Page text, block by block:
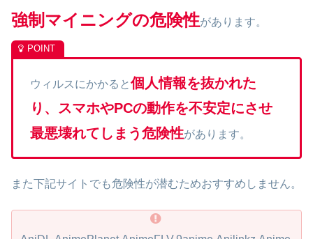
強制マイニングの危険性があります。
ウィルスにかかると個人情報を抜かれた
り、スマホやPCの動作を不安定にさせ
最悪壊れてしまう危険性があります。
また下記サイトでも危険性が潜むためおすすめしません。